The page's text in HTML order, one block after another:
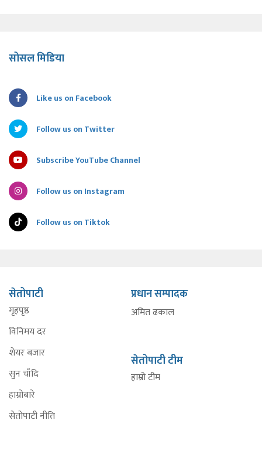
सोसल मिडिया
Like us on Facebook
Follow us on Twitter
Subscribe YouTube Channel
Follow us on Instagram
Follow us on Tiktok
सेतोपाटी
गृहपृष्ठ
विनिमय दर
शेयर बजार
सुन चाँदि
हाम्रोबारे
सेतोपाटी नीति
प्रधान सम्पादक
अमित ढकाल
सेतोपाटी टीम
हाम्रो टीम